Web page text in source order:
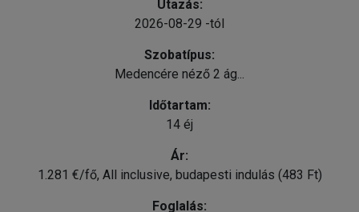
2026-08-29 -tól
Medencére néző 2 ág...
14 éj
1.281 €/fő, All inclusive, budapesti indulás (483 Ft)